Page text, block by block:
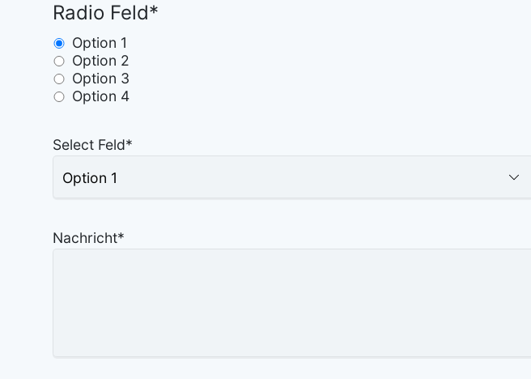
Radio Feld*
Option 1
Option 2
Option 3
Option 4
Select Feld*
Nachricht*